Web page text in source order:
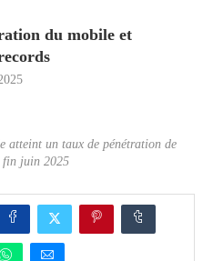
du mobile et
atteint un taux de pénétration de
fin juin 2025